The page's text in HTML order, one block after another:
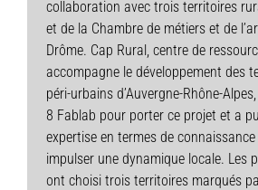
collaboration avec trois territoires
et de la Chambre de métiers et de
Drôme. Cap Rural, centre de
accompagne le développement des
péri-urbains d’Auvergne-Rhône-
8 Fablab pour porter ce projet et a
expertise en termes de
impulser une dynamique locale. Les
ont choisi trois territoires marqués